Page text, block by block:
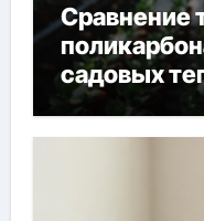
Сравнение
садовых